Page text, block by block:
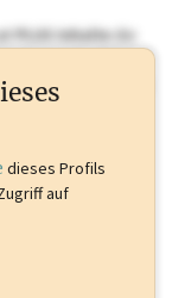
PLUS Inhaltedie
dieses Profil frei
wirtschaft.at PLUS
und viele
dieses Profils
auf